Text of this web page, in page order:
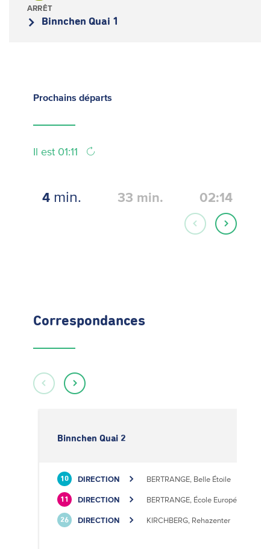
ARRÊT
Binnchen Quai 1
Prochains départs
Il est 01:11
4 min. 33 min. 02:14
Correspondances
Binnchen Quai 2
10 DIRECTION BERTRANGE, Belle Étoile
11 DIRECTION BERTRANGE, École Européenne II
26 DIRECTION KIRCHBERG, Rehazenter